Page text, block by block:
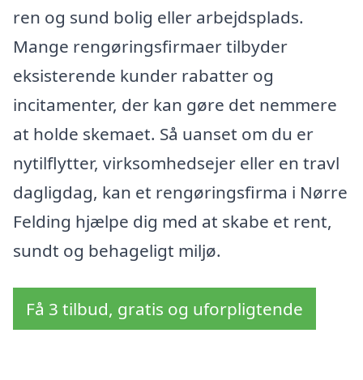
ren og sund bolig eller arbejdsplads.
Mange rengøringsfirmaer tilbyder
eksisterende kunder rabatter og
incitamenter, der kan gøre det nemmere
at holde skemaet. Så uanset om du er
nytilflytter, virksomhedsejer eller en travl
dagligdag, kan et rengøringsfirma i Nørre
Felding hjælpe dig med at skabe et rent,
sundt og behageligt miljø.
Få 3 tilbud, gratis og uforpligtende